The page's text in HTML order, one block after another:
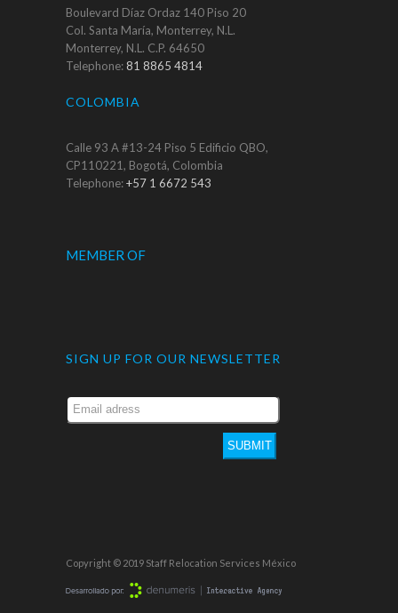
Boulevard Díaz Ordaz 140 Piso 20
Col. Santa María, Monterrey, N.L.
Monterrey, N.L. C.P. 64650
Telephone:81 8865 4814
COLOMBIA
Calle 93 A #13-24 Piso 5 Edificio QBO,
CP110221, Bogotá, Colombia
Telephone:+57 1 6672 543
MEMBER OF
SIGN UP FOR OUR NEWSLETTER
SUBMIT
Copyright © 2019 Staff Relocation Services México